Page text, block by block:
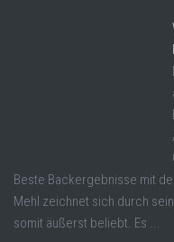
Beste Backergebnisse mit
Mehl zeichnet sich durch
somit äußerst beliebt. Es ...